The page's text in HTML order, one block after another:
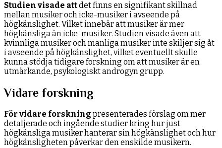
Studien visade attdet finns en signifikant skillnad
mellan musiker och icke-musiker i avseende på
högkänslighet. Vilket innebär att musiker är mer
högkänsliga än icke-musiker. Studien visade även att
kvinnliga musiker och manliga musiker inte skiljer sig åt
i avseende på högkänslighet, vilket eventuellt skulle
kunna stödja tidigare forskning om att musiker är en
utmärkande, psykologiskt androgyn grupp.
Vidare forskning
För vidare forskning presenterades förslag om mer
detaljerade och ingående studier kring hur just
högkänsliga musiker hanterar sin högkänslighet och hur
högkänsligheten påverkar den enskilde musikern.